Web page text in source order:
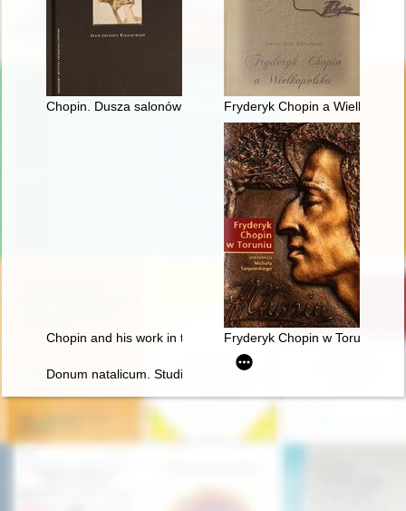
Chopin. Dusza salonów paryskich 1830-1848
Fryderyk Chopin a
Chopin and his work in the context of culture. Vol 1-2
Fryderyk Chopin w Toruniu
Donum natalicum. Studia Thaddaeo Przybylski octogenario